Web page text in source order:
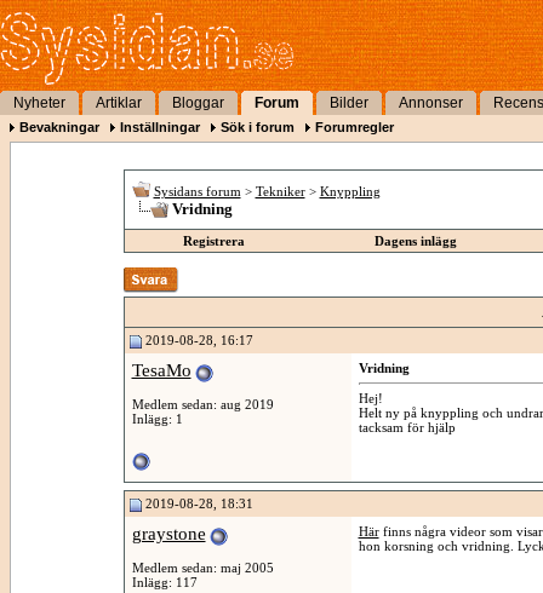
Nyheter Artiklar Bloggar Forum Bilder Annonser
Bevakningar Inställningar Sök i forum Forumregler
Sysidans forum > Tekniker > Knyppling
Vridning
Registrera Dagens inlägg
2019-08-28, 16:17
TesaMo
Medlem sedan: aug 2019
Inlägg: 1
Vridning
Hej!
Helt ny på knyppling och
tacksam för hjälp
2019-08-28, 18:31
graystone
Medlem sedan: maj 2005
Inlägg: 117
Härfinns några videor som
hon korsning och vridning.